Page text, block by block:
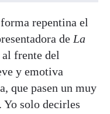
repentina el
de La
al frente del
y emotiva
que pasen un muy
Yo solo decirles